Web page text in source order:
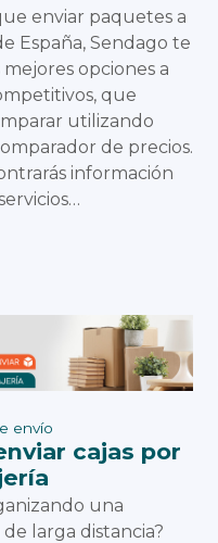
enviar paquetes a
España, Sendago te
opciones a
que
utilizando
de precios.
información
envío
cajas por
una
larga distancia?